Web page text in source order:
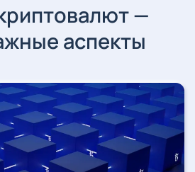
—
аспекты